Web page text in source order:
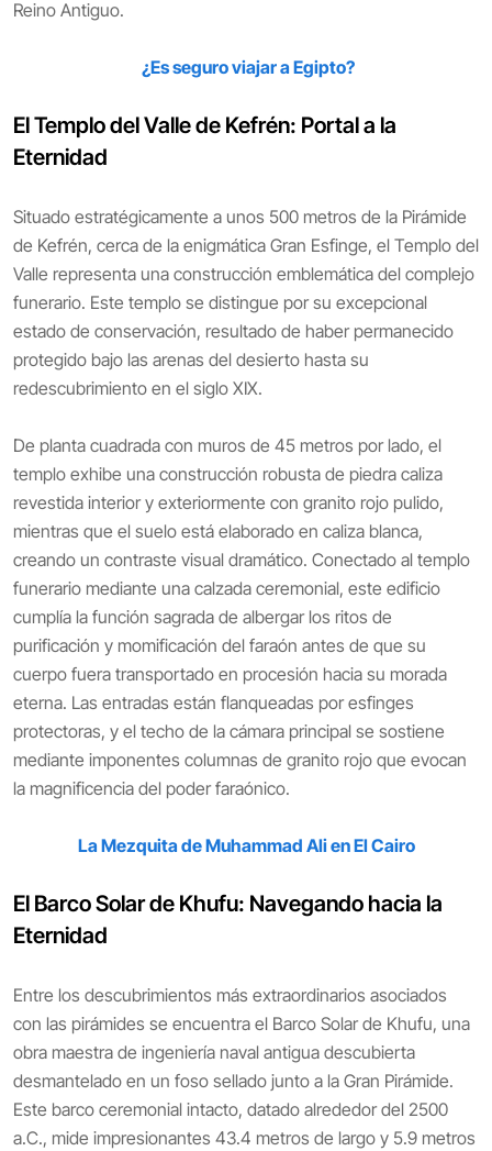
Reino Antiguo.
¿Es seguro viajar a Egipto?
El Templo del Valle de Kefrén: Portal a la
Eternidad
Situado estratégicamente a unos 500 metros de la Pirámide
de Kefrén, cerca de la enigmática Gran Esfinge, el Templo del
Valle representa una construcción emblemática del complejo
funerario. Este templo se distingue por su excepcional
estado de conservación, resultado de haber permanecido
protegido bajo las arenas del desierto hasta su
redescubrimiento en el siglo XIX.
De planta cuadrada con muros de 45 metros por lado, el
templo exhibe una construcción robusta de piedra caliza
revestida interior y exteriormente con granito rojo pulido,
mientras que el suelo está elaborado en caliza blanca,
creando un contraste visual dramático. Conectado al templo
funerario mediante una calzada ceremonial, este edificio
cumplía la función sagrada de albergar los ritos de
purificación y momificación del faraón antes de que su
cuerpo fuera transportado en procesión hacia su morada
eterna. Las entradas están flanqueadas por esfinges
protectoras, y el techo de la cámara principal se sostiene
mediante imponentes columnas de granito rojo que evocan
la magnificencia del poder faraónico.
La Mezquita de Muhammad Ali en El Cairo
El Barco Solar de Khufu: Navegando hacia la
Eternidad
Entre los descubrimientos más extraordinarios asociados
con las pirámides se encuentra el Barco Solar de Khufu, una
obra maestra de ingeniería naval antigua descubierta
desmantelado en un foso sellado junto a la Gran Pirámide.
Este barco ceremonial intacto, datado alrededor del 2500
a.C., mide impresionantes 43.4 metros de largo y 5.9 metros